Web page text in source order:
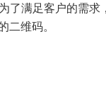
了满足客户的需
维码。